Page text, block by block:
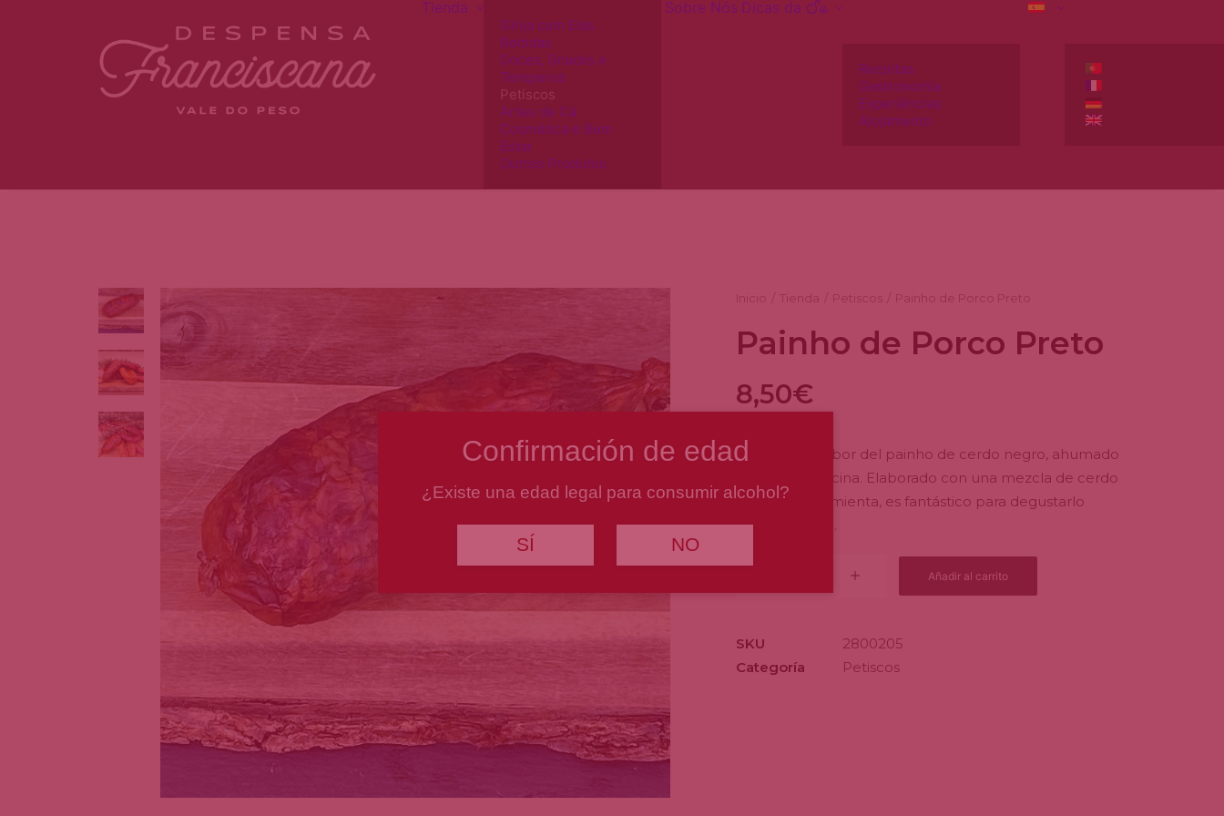
Tienda
Ginja com Elas
Bebidas
Doces, Snacks e
Temperos
Petiscos
Artes de Cá
Cosmética e Bem
Estar
Outros Produtos
Sobre Nós Dicas da Su
Receitas
Gastronomia
Experiências
Alojamento
Inicio Tienda Petiscos Painho de Porco Preto
Painho de Porco Preto
8,50€
Conozca el sabor del painho de cerdo negro, ahumado
en leña de encina. Elaborado con una mezcla de cerdo
negro, sal y pimienta, es fantástico para degustarlo
crudo o asado.
Painho
Preto
cantidad
Añadir al carrito
SKU
2800205
Categoría
Petiscos
Confirmación de edad
¿Existe una edad legal para consumir alcohol?
SÍ NO